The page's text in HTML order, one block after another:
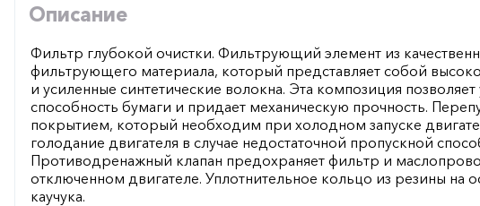
Описание
Фильтр глубокой очистки. Фильтрующий элемент из
фильтрующего материала, который представляет собой
и усиленные синтетические волокна. Эта композиция
способность бумаги и придает механическую прочность.
покрытием, который необходим при холодном запуске
голодание двигателя в случае недостаточной пропускной
Противодренажный клапан предохраняет фильтр и
отключенном двигателе. Уплотнительное кольцо из резины на
каучука.